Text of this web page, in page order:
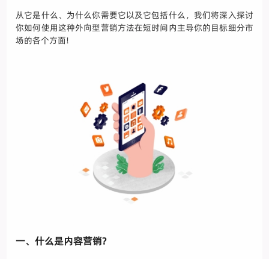
从它是什么、为什么你需要它以及它包括什么，我们将深入探讨
你如何使用这种外向型营销方法在短时间内主导你的目标细分市
场的各个方面!
一、什么是内容营销?